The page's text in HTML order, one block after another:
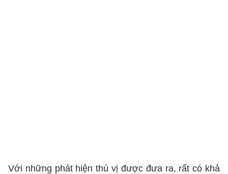
Với những phát hiện thú vị được đưa ra, rất có khả